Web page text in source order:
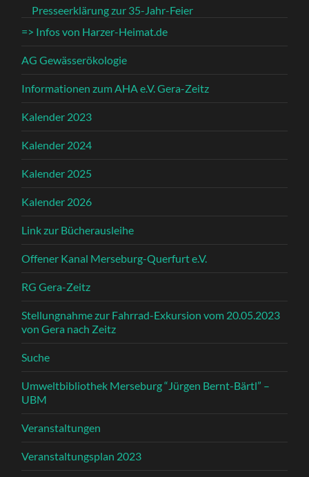
Presseerklärung zur 35-Jahr-Feier
=> Infos von Harzer-Heimat.de
AG Gewässerökologie
Informationen zum AHA e.V. Gera-Zeitz
Kalender 2023
Kalender 2024
Kalender 2025
Kalender 2026
Link zur Bücherausleihe
Offener Kanal Merseburg-Querfurt e.V.
RG Gera-Zeitz
Stellungnahme zur Fahrrad-Exkursion vom 20.05.2023
von Gera nach Zeitz
Suche
Umweltbibliothek Merseburg “Jürgen Bernt-Bärtl” –
UBM
Veranstaltungen
Veranstaltungsplan 2023